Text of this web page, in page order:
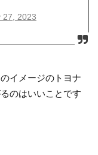
27, 2023
イメージのトヨナ
のはいいことです